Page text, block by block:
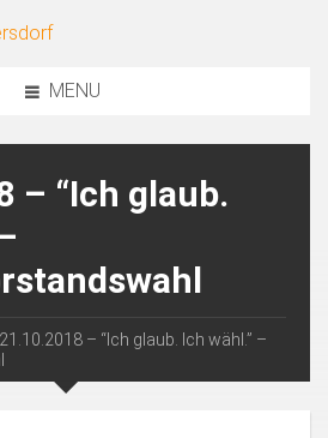
MENU
– “Ich glaub.
21.10.2018 – “Ich glaub. Ich wähl.” –